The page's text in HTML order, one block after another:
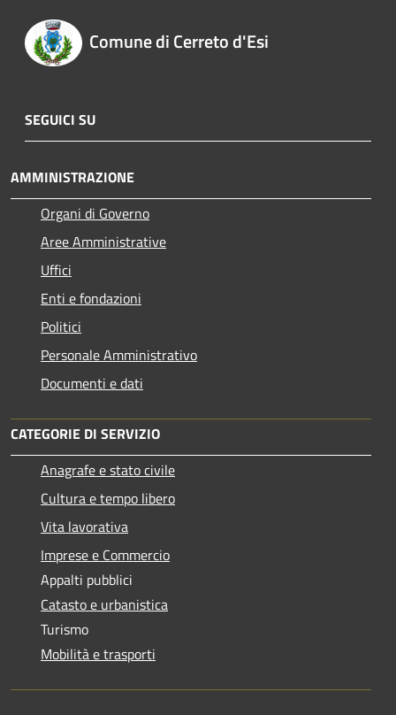
Comune di Cerreto d'Esi
SEGUICI SU
AMMINISTRAZIONE
Organi di Governo
Aree Amministrative
Uffici
Enti e fondazioni
Politici
Personale Amministrativo
Documenti e dati
CATEGORIE DI SERVIZIO
Anagrafe e stato civile
Cultura e tempo libero
Vita lavorativa
Imprese e Commercio
Appalti pubblici
Catasto e urbanistica
Turismo
Mobilità e trasporti